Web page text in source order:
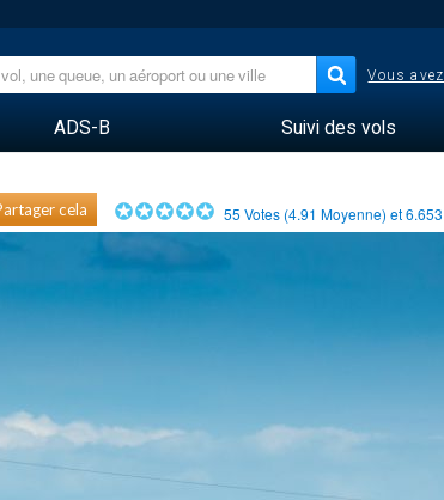
Vous
ADS-B Suivi des vols
cela 55 Votes (4.91 Moyenne) et6.653